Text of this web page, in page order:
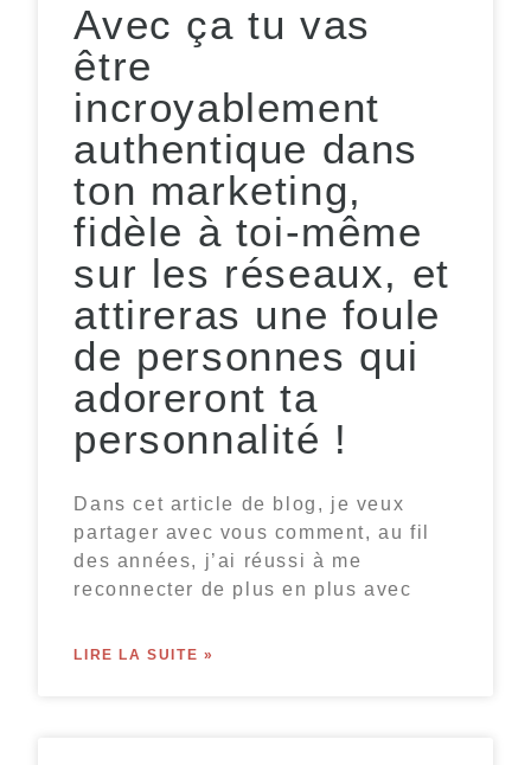
Avec ça tu vas
être
incroyablement
authentique dans
ton marketing,
fidèle à toi-même
sur les réseaux, et
attireras une foule
de personnes qui
adoreront ta
personnalité !
Dans cet article de blog, je veux
partager avec vous comment, au fil
des années, j’ai réussi à me
reconnecter de plus en plus avec
LIRE LA SUITE »